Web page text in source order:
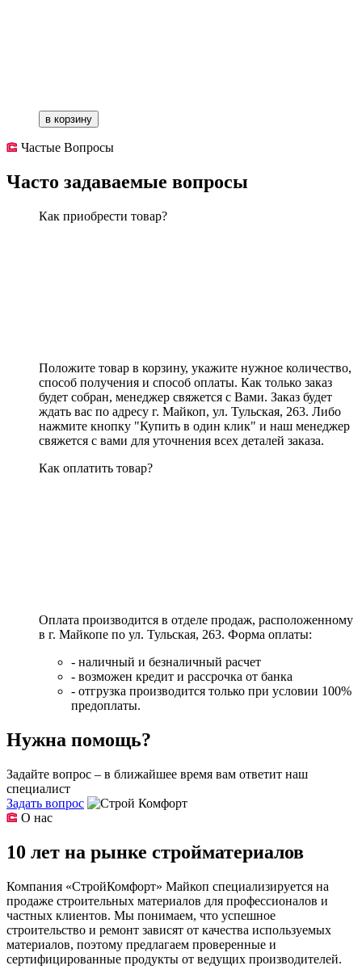
в корзину
Частые Вопросы
Часто задаваемые вопросы
Как приобрести товар?
Положите товар в корзину, укажите нужное количество,
способ получения и способ оплаты. Как только заказ
будет собран, менеджер свяжется с Вами. Заказ будет
ждать вас по адресу г. Майкоп, ул. Тульская, 263. Либо
нажмите кнопку "Купить в один клик" и наш менеджер
свяжется с вами для уточнения всех деталей заказа.
Как оплатить товар?
Оплата производится в отделе продаж, расположенному
в г. Майкопе по ул. Тульская, 263. Форма оплаты:
- наличный и безналичный расчет
- возможен кредит и рассрочка от банка
- отгрузка производится только при условии 100%
предоплаты.
Нужна помощь?
Задайте вопрос – в ближайшее время вам ответит наш
специалист
Задать вопрос
О нас
10 лет на рынке стройматериалов
Компания «СтройКомфорт» Майкоп специализируется на
продаже строительных материалов для профессионалов и
частных клиентов. Мы понимаем, что успешное
строительство и ремонт зависят от качества используемых
материалов, поэтому предлагаем проверенные и
сертифицированные продукты от ведущих производителей.